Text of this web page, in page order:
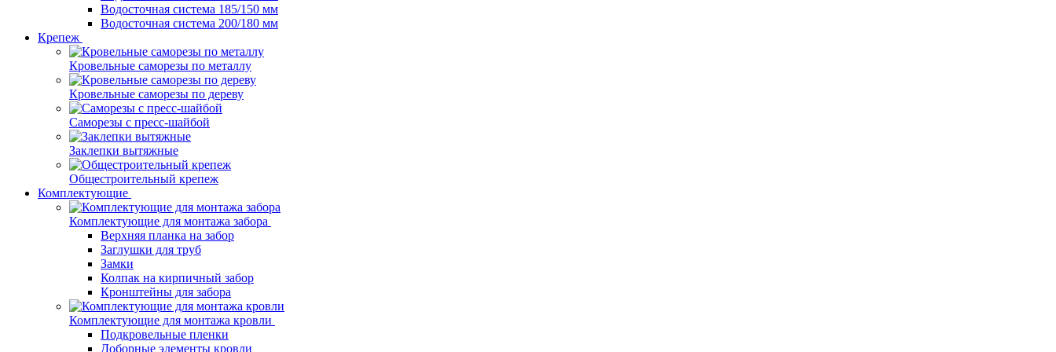
Водосточная система 185/150 мм
Водосточная система 200/180 мм
Крепеж
Кровельные саморезы по металлу
Кровельные саморезы по дереву
Саморезы с пресс-шайбой
Заклепки вытяжные
Общестроительный крепеж
Комплектующие
Комплектующие для монтажа забора
Верхняя планка на забор
Заглушки для труб
Замки
Колпак на кирпичный забор
Кронштейны для забора
Комплектующие для монтажа кровли
Подкровельные пленки
Доборные элементы кровли